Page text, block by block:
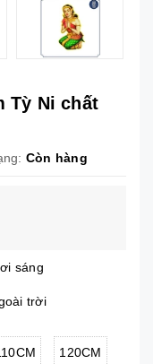
Tỳ Ni chất
Còn hàng
sáng
trời
120CM